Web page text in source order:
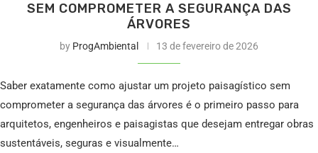
SEM COMPROMETER A SEGURANÇA DAS
ÁRVORES
by ProgAmbiental 13 de fevereiro de 2026
Saber exatamente como ajustar um projeto paisagístico sem
comprometer a segurança das árvores é o primeiro passo para
arquitetos, engenheiros e paisagistas que desejam entregar obras
sustentáveis, seguras e visualmente…